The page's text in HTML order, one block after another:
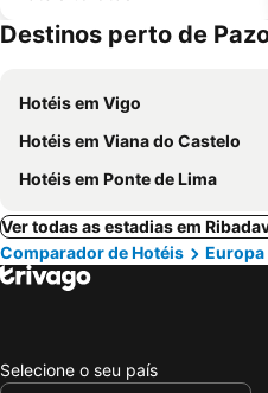
Destinos perto de
Hotéis em Vigo
Hotéis em Viana do Castelo
Hotéis em Ponte de Lima
Ver todas as estadias em
Comparador de Hotéis
Europa
Selecione o seu país